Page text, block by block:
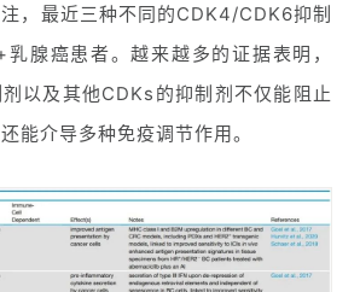
，最近三种不同的CDK4/CDK6抑制
腺癌患者。越来越多的证据表明，
以及其他CDKs的抑制剂不仅能阻止
能介导多种免疫调节作用。